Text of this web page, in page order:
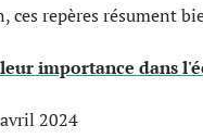
repères résument
importance dans
2024